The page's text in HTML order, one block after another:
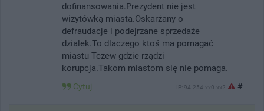
dofinansowania.Prezydent nie jest
wizytówką miasta.Oskarżany o
defraudacje i podejrzane sprzedaże
dzialek.To dlaczego ktoś ma pomagać
miastu Tczew gdzie rządzi
korupcja.Takom miastom się nie pomaga.
Cytuj IP: 94.254.xx0.xx2 #